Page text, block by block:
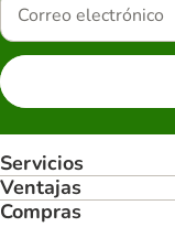
Servicios
Ventajas
Compras